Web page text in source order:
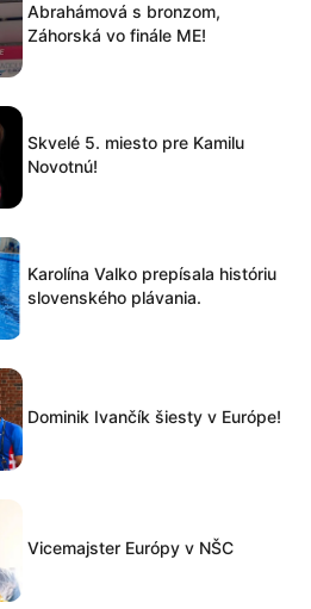
Abrahámová s bronzom,
Záhorská vo finále ME!
Skvelé 5. miesto pre Kamilu
Novotnú!
Karolína Valko prepísala históriu
slovenského plávania.
Dominik Ivančík šiesty v Európe!
Vicemajster Európy v NŠC